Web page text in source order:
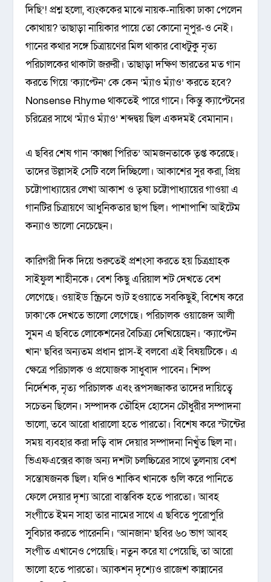
দিছি’! প্রশ্ন হলো, ব্যংককের মাঝে নায়ক-নায়িকা ঢাকা পেলেন
কোথায়? তাছাড়া নায়িকার পায়ে তো কোনো নূপুর-ও নেই।
গানের কথার সঙ্গে চিত্রায়ণের মিল থাকার বোধটুকু নৃত্য
পরিচালকের থাকাটা জরুরী। তাছাড়া দক্ষিণ ভারতের মত গান
করতে গিয়ে ‘ক্যাপ্টেন’ কে কেন ‘ম্যাঁও ম্যাঁও’ করতে হবে?
Nonsense Rhyme থাকতেই পারে গানে। কিন্তু ক্যাপ্টেনের
চরিত্রের সাথে ‘ম্যাঁও ম্যাঁও’ শব্দদ্বয় ছিল একদমই বেমানান।
এ ছবির শেষ গান ‘কাঞ্চা পিরিত’ আমজনতাকে তৃপ্ত করেছে।
তাদের উল্লাসই সেটি বলে দিচ্ছিলো। আকাশের সুর করা, প্রিয়
চট্টোপাধ্যায়ের লেখা আকাশ ও তৃষা চট্টোপাধ্যায়ের গাওয়া এ
গানটির চিত্রায়ণে আধুনিকতার ছাপ ছিল। পাশাপাশি আইটেম
কন্যাও ভালো নেচেছেন।
কারিগরী দিক দিয়ে শুরুতেই প্রশংসা করতে হয় চিত্রগ্রাহক
সাইফুল শাহীনকে। বেশ কিছু এরিয়াল শট দেখতে বেশ
লেগেছে। ওয়াইড স্ক্রিনে শ্যুট হওয়াতে সবকিছুই, বিশেষ করে
ঢাকা’কে দেখতে ভালো লেগেছে। পরিচালক ওয়াজেদ আলী
সুমন এ ছবিতে লোকেশনের বৈচিত্র্য দেখিয়েছেন। ‘ক্যাপ্টেন
খান’ ছবির অন্যতম প্রধান প্লাস-ই বলবো এই বিষয়টিকে। এ
ক্ষেত্রে পরিচালক ও প্রযোজক সাধুবাদ পাবেন। শিল্প
নির্দেশক, নৃত্য পরিচালক এবং রূপসজ্জাকর তাদের দায়িত্বে
সচেতন ছিলেন। সম্পাদক তৌহিদ হোসেন চৌধুরীর সম্পাদনা
ভালো, তবে আরো ধারালো হতে পারতো। বিশেষ করে স্টান্টের
সময় ব্যবহার করা দড়ি বাদ দেয়ার সম্পাদনা নিখুঁত ছিল না।
ভিএফএক্সের কাজ অন্য দশটা চলচ্চিত্রের সাথে তুলনায় বেশ
সন্তোষজনক ছিল। যদিও শাকিব খানকে গুলি করে পানিতে
ফেলে দেয়ার দৃশ্য আরো বাস্তবিক হতে পারতো। আবহ
সংগীতে ইমন সাহা তার নামের সাথে এ ছবিতে পুরোপুরি
সুবিচার করতে পারেননি। ‘আনজান’ ছবির ৬০ ভাগ আবহ
সংগীত এখানেও পেয়েছি। নতুন করে যা পেয়েছি, তা আরো
ভালো হতে পারতো। অ্যাকশন দৃশ্যেও রাজেশ কান্নানের